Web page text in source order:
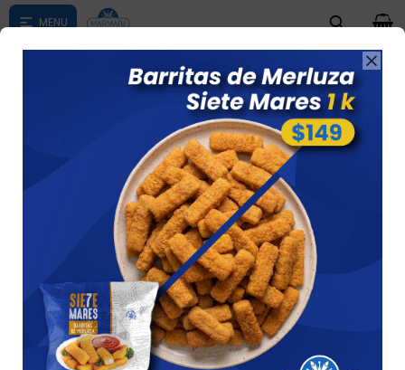

según su zona
0

NOISETTES MARCA MC CAIN
Ver 5 artículos
Recomendados